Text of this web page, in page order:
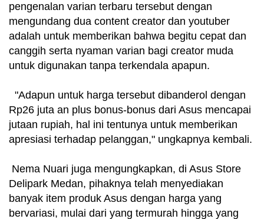
pengenalan varian terbaru tersebut dengan
mengundang dua content creator dan youtuber
adalah untuk memberikan bahwa begitu cepat dan
canggih serta nyaman varian bagi creator muda
untuk digunakan tanpa terkendala apapun.
"Adapun untuk harga tersebut dibanderol dengan
Rp26 juta an plus bonus-bonus dari Asus mencapai
jutaan rupiah, hal ini tentunya untuk memberikan
apresiasi terhadap pelanggan," ungkapnya kembali.
Nema Nuari juga mengungkapkan, di Asus Store
Delipark Medan, pihaknya telah menyediakan
banyak item produk Asus dengan harga yang
bervariasi, mulai dari yang termurah hingga yang